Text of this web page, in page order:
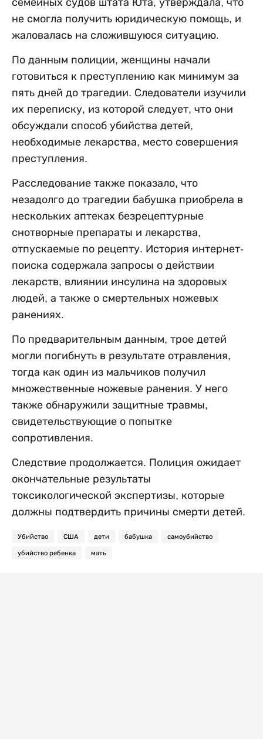
не смогла получить юридическую помощь, и
жаловалась на сложившуюся ситуацию.
По данным полиции, женщины начали
готовиться к преступлению как минимум за
пять дней до трагедии. Следователи изучили
их переписку, из которой следует, что они
обсуждали способ убийства детей,
необходимые лекарства, место совершения
преступления.
Расследование также показало, что
незадолго до трагедии бабушка приобрела в
нескольких аптеках безрецептурные
снотворные препараты и лекарства,
отпускаемые по рецепту. История интернет-
поиска содержала запросы о действии
лекарств, влиянии инсулина на здоровых
людей, а также о смертельных ножевых
ранениях.
По предварительным данным, трое детей
могли погибнуть в результате отравления,
тогда как один из мальчиков получил
множественные ножевые ранения. У него
также обнаружили защитные травмы,
свидетельствующие о попытке
сопротивления.
Следствие продолжается. Полиция ожидает
окончательные результаты
токсикологической экспертизы, которые
должны подтвердить причины смерти детей.
Убийство США дети бабушка самоубийство
убийство ребенка мать